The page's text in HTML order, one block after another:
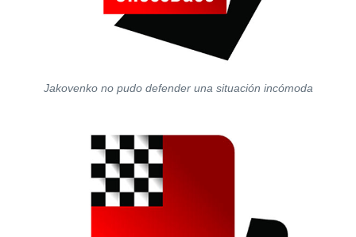
Jakovenko no pudo defender una situación incómoda